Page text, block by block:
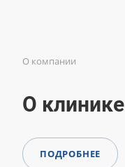
О компании
О клинике
ПОДРОБНЕЕ